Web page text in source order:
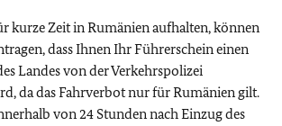
kurze Zeit in Rumänien aufhalten, können
dass Ihnen Ihr Führerschein einen
Landes von der Verkehrspolizei
da das Fahrverbot nur für Rumänien gilt.
von 24 Stunden nach Einzug des